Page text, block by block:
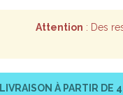
Attention : Des
LIVRAISON À PARTIR DE